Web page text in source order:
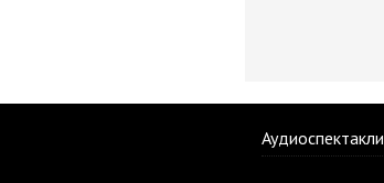
Аудиоспектакли